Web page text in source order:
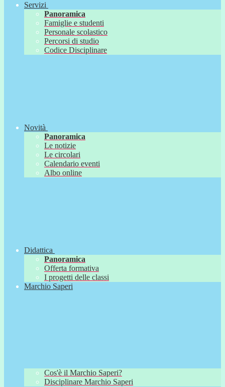
Servizi
Panoramica
Famiglie e studenti
Personale scolastico
Percorsi di studio
Codice Disciplinare
Novità
Panoramica
Le notizie
Le circolari
Calendario eventi
Albo online
Didattica
Panoramica
Offerta formativa
I progetti delle classi
Marchio Saperi
Cos'è il Marchio Saperi?
Disciplinare Marchio Saperi